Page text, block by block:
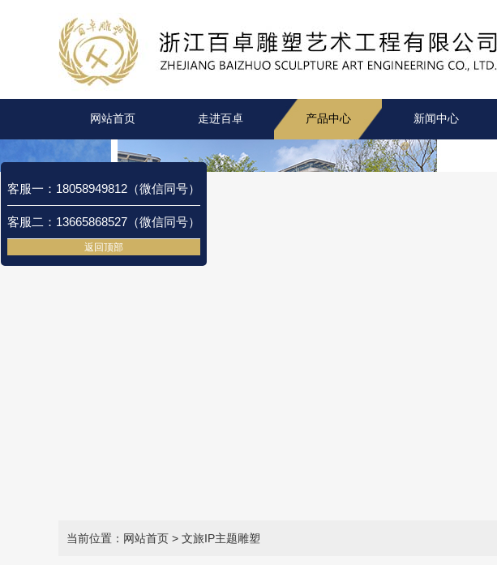
网站首页 走进百卓 产品中心 新闻中心
当前位置：网站首页 > 文旅IP主题雕塑
客服一：18058949812（微信同号）
客服二：13665868527（微信同号）
返回顶部